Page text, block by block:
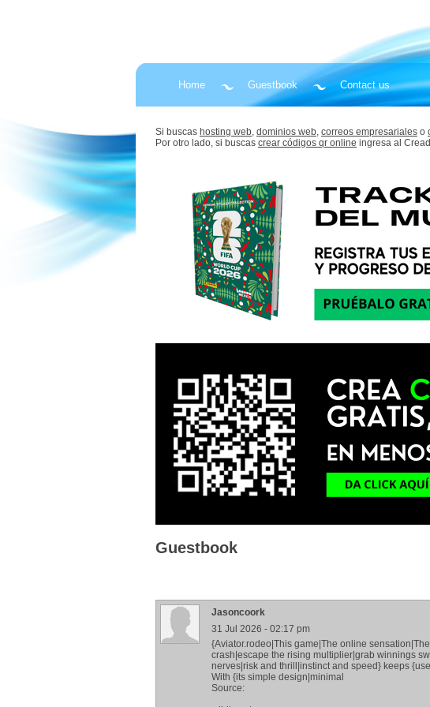
Home Guestbook Contact us
Si buscas hosting web, dominios web, correos empresariales o
Por otro lado, si buscas crear códigos qr online ingresa al
Guestbook
Jasoncoork
31 Jul 2026 - 02:17 pm
{Aviator.rodeo|This game|The online
crash|escape the rising multiplier|grab winnings
nerves|risk and thrill|instinct and speed} keeps
With {its simple design|minimal
Source: